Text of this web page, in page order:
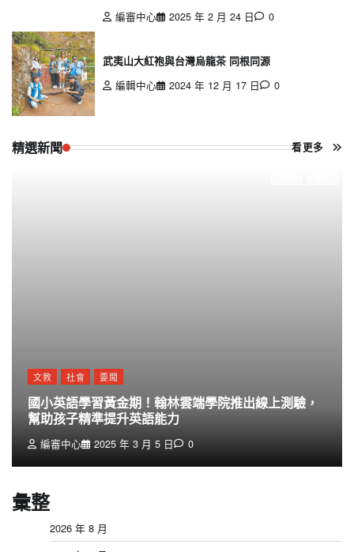
編審中心
2025 年 2 月 24 日 0
武夷山大紅袍與台灣烏龍茶 同根同源
編輯中心
2024 年 12 月 17 日 0
精選新聞 看更多
文教 社會 要聞
國小英語學習黃金期！翰林雲端學院推出線上測驗，
幫助孩子精準提升英語能力
編審中心 2025 年 3 月 5 日 0
彙整
2026 年 8 月